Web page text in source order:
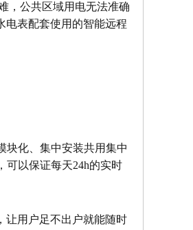
，公共区域用电无法准确
电表配套使用的智能远程
块化、集中安装共用集中
可以保证每天24h的实时
让用户足不出户就能随时